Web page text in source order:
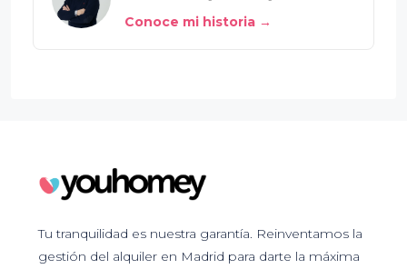
Conoce mi historia →
Tu tranquilidad es nuestra garantía. Reinventamos la
gestión del alquiler en Madrid para darte la máxima